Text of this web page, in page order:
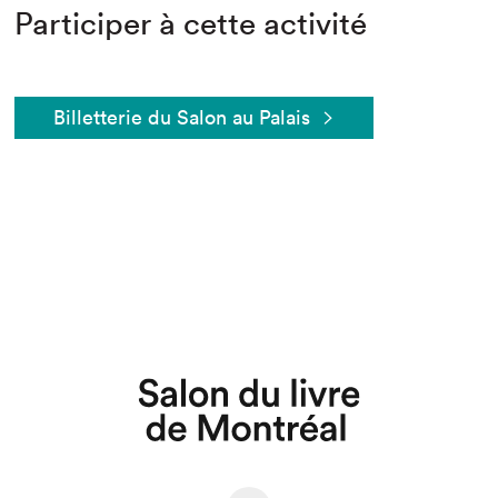
Participer à cette activité
Billetterie du Salon au Palais